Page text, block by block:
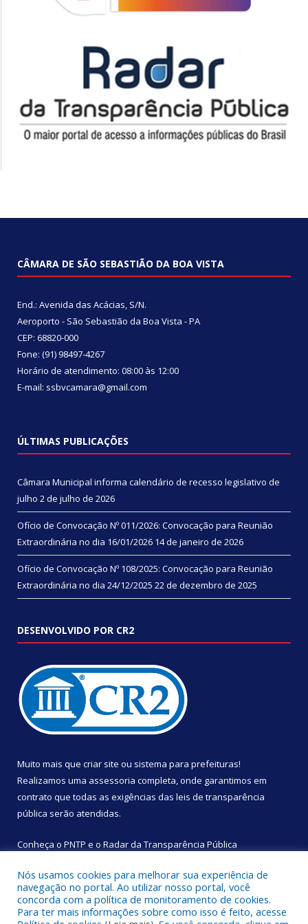
CÂMARA DE SÃO SEBASTIÃO DA BOA VISTA
End.: Avenida das Acácias, S/N.
Aeroporto - São Sebastião da Boa Vista - PA
CEP: 68820-000
Fone: (91) 98497-4267
Horário de atendimento: 08:00 às 12:00
E-mail: ssbvcamara@gmail.com
ÚLTIMAS PUBLICAÇÕES
Câmara Municipal informa calendário de recesso legislativo de
julho 2 de julho de 2026
Ofício de Convocação Nº 011/2026: Convocação para Reunião
Extraordinária no dia 16/01/2026 14 de janeiro de 2026
Ofício de Convocação Nº 108/2025: Convocação para Reunião
Extraordinária no dia 24/12/2025 22 de dezembro de 2025
DESENVOLVIDO POR CR2
Muito mais que criar site ou sistema para prefeituras!
Realizamos uma assessoria completa, onde garantimos em
contrato que todas as exigências das leis de transparência
pública serão atendidas.
Conheça o PNTP e o Radar da Transparência Pública
Todos os direitos reservados a Câmara Municipal de São
Nós usamos cookies para melhorar sua experiência de
navegação no portal. Ao utilizar nosso portal, você
concorda com a política de monitoramento de cookies.
Para ter mais informações sobre como isso é feito, acesse